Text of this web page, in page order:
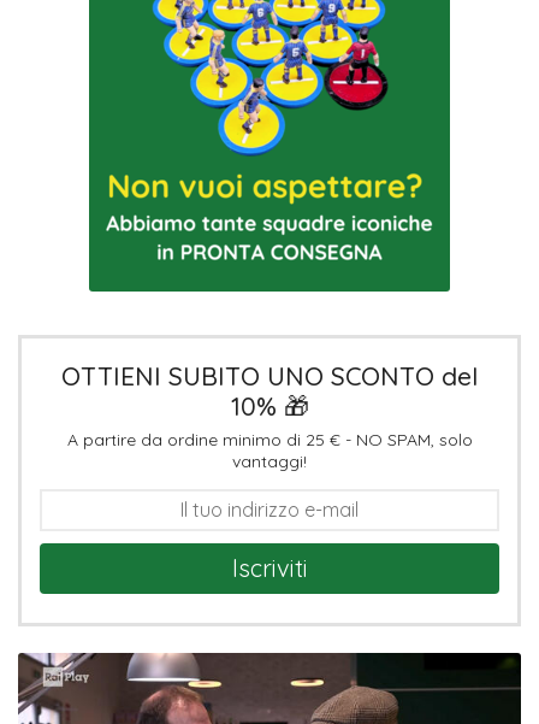
OTTIENI SUBITO UNO SCONTO del
10% 🎁
A partire da ordine minimo di 25 € - NO SPAM, solo
vantaggi!
Iscriviti